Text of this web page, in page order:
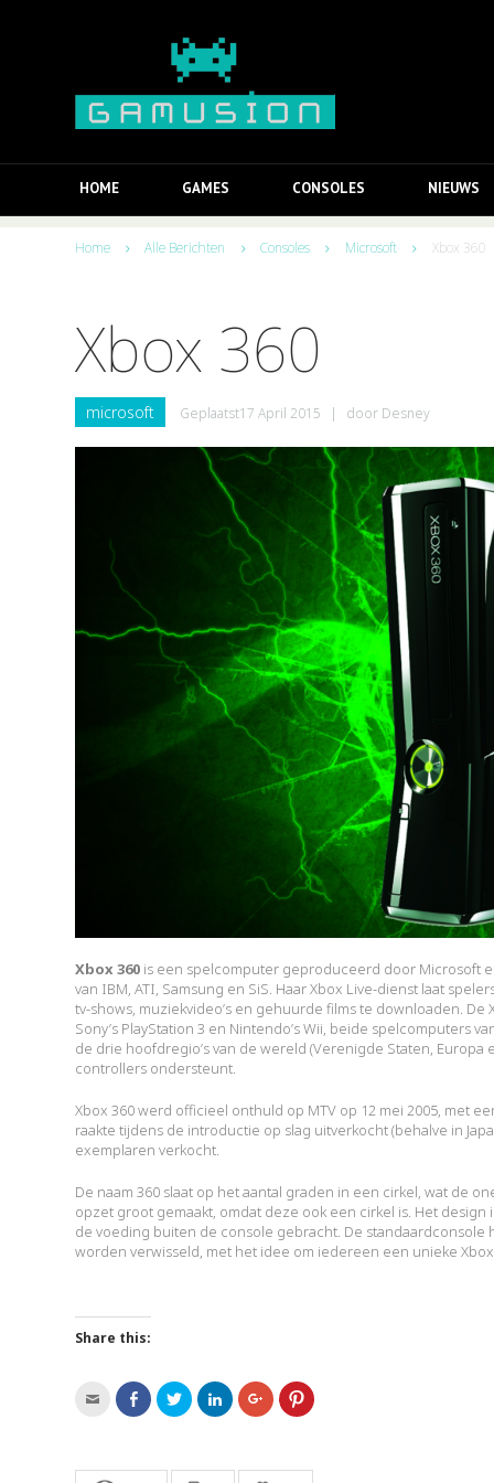
HOME GAMES CONSOLES NIEUWS
Home Alle Berichten Consoles Microsoft Xbox 360
Xbox 360
microsoft Geplaatst17 April 2015 | door Desney
Xbox 360is een spelcomputer geproduceerd door Microsoft
van IBM, ATI, Samsung en SiS. Haar Xbox Live-dienst laat
tv-shows, muziekvideo’s en gehuurde films te downloaden.
Sony’s PlayStation 3 en Nintendo’s Wii, beide spelcomputers
de drie hoofdregio’s van de wereld (Verenigde Staten,
controllers ondersteunt.
Xbox 360 werd officieel onthuld op MTV op 12 mei 2005, met
raakte tijdens de introductie op slag uitverkocht (behalve in
exemplaren verkocht.
De naam 360 slaat op het aantal graden in een cirkel, wat de
opzet groot gemaakt, omdat deze ook een cirkel is. Het
de voeding buiten de console gebracht. De
worden verwisseld, met het idee om iedereen een unieke
Share this:
Click
email
friend
Click
to
share
in
Click
to
share
in
Click
to
share
in
Click
to
share
in
Click
to
in